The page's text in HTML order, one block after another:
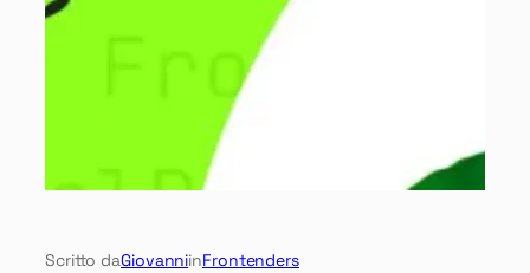
Scritto daGiovanniinFrontenders